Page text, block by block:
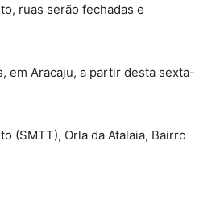
ruas serão fechadas e
em Aracaju, a partir desta sexta-
(SMTT), Orla da Atalaia, Bairro